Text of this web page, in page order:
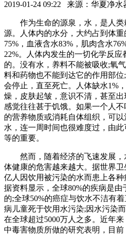
2019-01-24 09:22 来源：华夏净
作为生命的源泉，水，是人类
源。人体内的水分，大约占到体
75%，血液含水83%，肌肉含水
22%。人体内发生的一切化学反
的。没有水，养料不能被吸收;氧
料和药物也不能到达它的作用部
会停止，直至死亡。人体缺水1%
燥，皮肤起皱，意识不清，甚至
感觉往往甚于饥饿。如果一个人
的营养物质或消耗自体组织，可
水，连一周时间也很难度过，由
等的重要。
然而，随着经济的飞速发展，
体健康的危害越来越大。据世界
亿人因饮用被污染的水而患上各
据资料显示，全球80%的疾病是
的;全球50%的癌症与饮水不洁有
病儿童死于饮用水污染;因水污染
在全球超过5000万人之多。近年
中毒害物质所做的研究表明，目